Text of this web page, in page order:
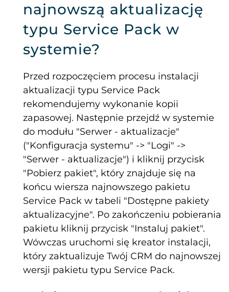
najnowszą aktualizację
typu Service Pack w
systemie?
Przed rozpoczęciem procesu instalacji
aktualizacji typu Service Pack
rekomendujemy wykonanie kopii
zapasowej. Następnie przejdź w systemie
do modułu "Serwer - aktualizacje"
("Konfiguracja systemu" -> "Logi" ->
"Serwer - aktualizacje") i kliknij przycisk
"Pobierz pakiet", który znajduje się na
końcu wiersza najnowszego pakietu
Service Pack w tabeli "Dostępne pakiety
aktualizacyjne". Po zakończeniu pobierania
pakietu kliknij przycisk "Instaluj pakiet".
Wówczas uruchomi się kreator instalacji,
który zaktualizuje Twój CRM do najnowszej
wersji pakietu typu Service Pack.